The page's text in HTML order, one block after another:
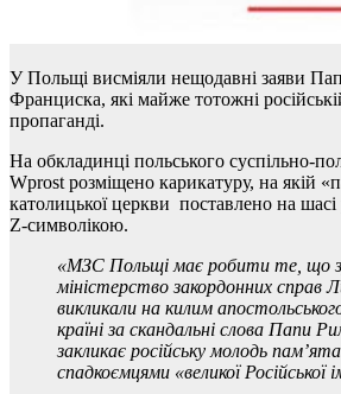
У Польщі висміяли нещодавні заяви
Франциска, які майже тотожні
пропаганді.
На обкладинці польського суспільно-
Wprost розміщено карикатуру, на якій
католицької церкви поставлено на шасі
Z-символікою.
«МЗС Польщі має робити те, що
міністерство закордонних справ
викликали на килим
країні за скандальні слова Папи
закликає російську молодь
спадкоємцями «великої Російської